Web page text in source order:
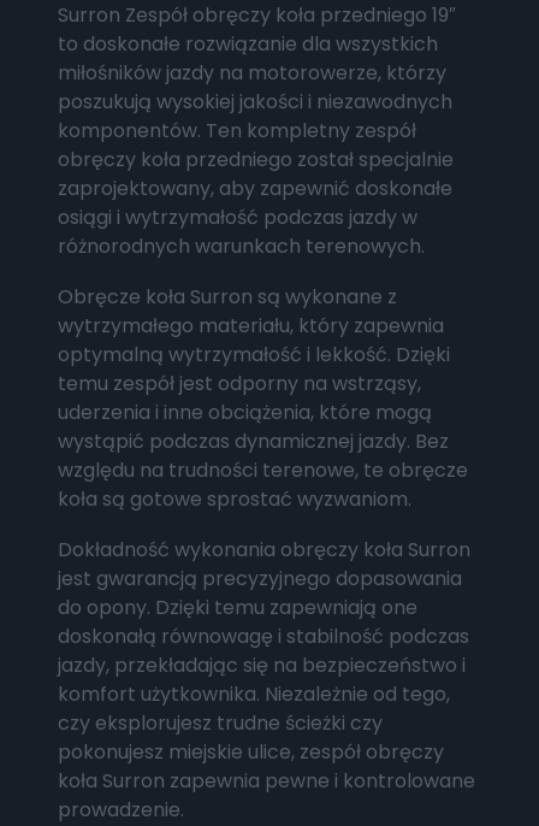
Surron Zespół obręczy koła przedniego 19″
to doskonałe rozwiązanie dla wszystkich
miłośników jazdy na motorowerze, którzy
poszukują wysokiej jakości i niezawodnych
komponentów. Ten kompletny zespół
obręczy koła przedniego został specjalnie
zaprojektowany, aby zapewnić doskonałe
osiągi i wytrzymałość podczas jazdy w
różnorodnych warunkach terenowych.
Obręcze koła Surron są wykonane z
wytrzymałego materiału, który zapewnia
optymalną wytrzymałość i lekkość. Dzięki
temu zespół jest odporny na wstrząsy,
uderzenia i inne obciążenia, które mogą
wystąpić podczas dynamicznej jazdy. Bez
względu na trudności terenowe, te obręcze
koła są gotowe sprostać wyzwaniom.
Dokładność wykonania obręczy koła Surron
jest gwarancją precyzyjnego dopasowania
do opony. Dzięki temu zapewniają one
doskonałą równowagę i stabilność podczas
jazdy, przekładając się na bezpieczeństwo i
komfort użytkownika. Niezależnie od tego,
czy eksplorujesz trudne ścieżki czy
pokonujesz miejskie ulice, zespół obręczy
koła Surron zapewnia pewne i kontrolowane
prowadzenie.